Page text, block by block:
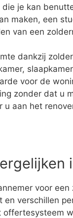
je kan
maken, een
van een
dankzij
voor de
zonder dat u
u aan het
voor
en verschillen
offertesysteem